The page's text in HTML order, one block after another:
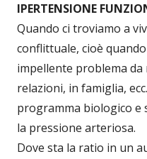
IPERTENSIONE
Quando ci troviamo a
conflittuale, cioè
impellente problema
relazioni, in famiglia,
programma biologico e
la pressione arteriosa.
Dove sta la ratio in un